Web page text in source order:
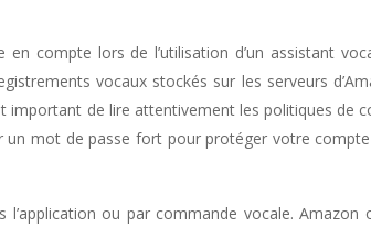
compte lors de l’utilisation d’un assistant
vocaux stockés sur les serveurs
important de lire attentivement les politiques de
un mot de passe fort pour protéger votre
ou par commande vocale.